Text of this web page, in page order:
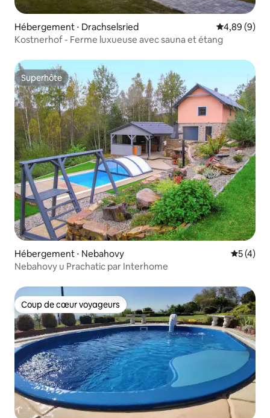
Hébergement ⋅ Drachselsried Évaluation
4,89 (9)
Kostnerhof - Ferme luxueuse avec sauna et étang
Superhôte
Superhôte
Hébergement ⋅ Nebahovy
5 (4)
Nebahovy u Prachatic par Interhome
Coup de cœur voyageurs
Coup de cœur voyageurs